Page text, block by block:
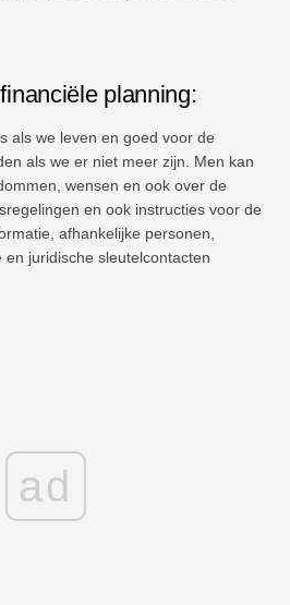
planning:
als we leven en goed voor de
als we er niet meer zijn. Men kan
wensen en ook over de
en ook instructies voor de
afhankelijke personen,
juridische sleutelcontacten
ad